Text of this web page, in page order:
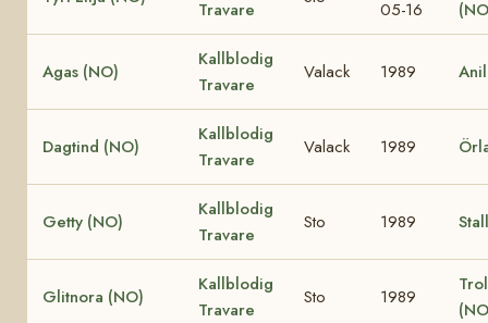
Travare 05-16
Agas (NO)
Kallblodig
Travare
Valack 1989
Dagtind (NO)
Kallblodig
Travare
Valack 1989
Getty (NO)
Kallblodig
Travare
Sto 1989
Glitnora (NO)
Kallblodig
Travare
Sto 1989